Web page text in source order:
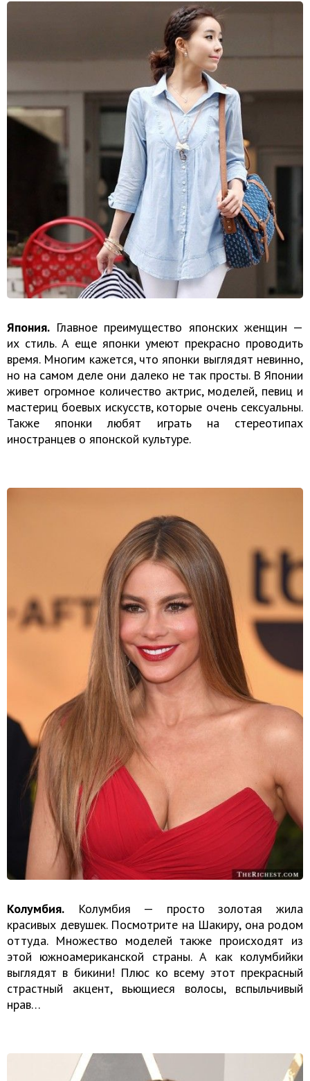
Япония. Главное преимущество японских женщин —
их стиль. А еще японки умеют прекрасно проводить
время. Многим кажется, что японки выглядят невинно,
но на самом деле они далеко не так просты. В Японии
живет огромное количество актрис, моделей, певиц и
мастериц боевых искусств, которые очень сексуальны.
Также японки любят играть на стереотипах
иностранцев о японской культуре.
Колумбия. Колумбия — просто золотая жила
красивых девушек. Посмотрите на Шакиру, она родом
оттуда. Множество моделей также происходят из
этой южноамериканской страны. А как колумбийки
выглядят в бикини! Плюс ко всему этот прекрасный
страстный акцент, вьющиеся волосы, вспыльчивый
нрав…